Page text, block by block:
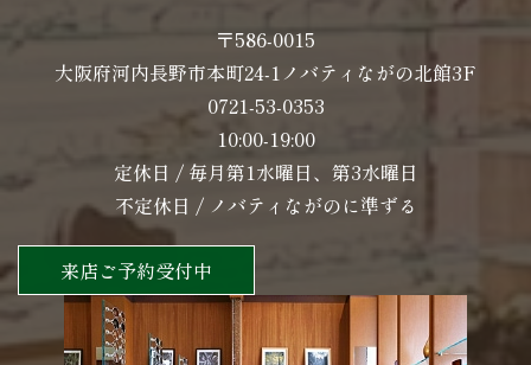
〒586-0015
大阪府河内長野市本町24-1ノバティながの北館3F
0721-53-0353
10:00-19:00
定休日 / 毎月第1水曜日、第3水曜日
不定休日 / ノバティながのに準ずる
来店ご予約受付中